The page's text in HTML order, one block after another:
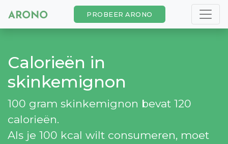
PROBEER ARONO
Calorieën in
skinkemignon
100 gram skinkemignon bevat 120
calorieën.
Als je 100 kcal wilt consumeren, moet